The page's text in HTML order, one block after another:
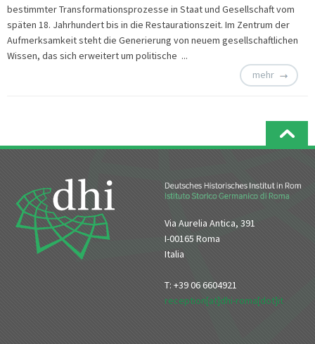
bestimmter Transformationsprozesse in Staat und Gesellschaft vom
späten 18. Jahrhundert bis in die Restaurationszeit. Im Zentrum der
Aufmerksamkeit steht die Generierung von neuem gesellschaftlichen
Wissen, das sich erweitert um politische ...
mehr
Via Aurelia Antica, 391
I-00165 Roma
Italia
T: +39 06 6604921
reception[at]dhi-roma[dot]it